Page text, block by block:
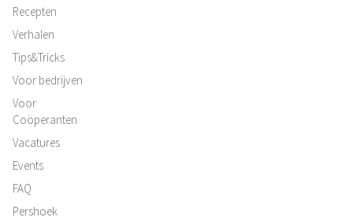
Recepten
Verhalen
Tips&Tricks
Voor bedrijven
Voor
Coöperanten
Vacatures
Events
FAQ
Pershoek